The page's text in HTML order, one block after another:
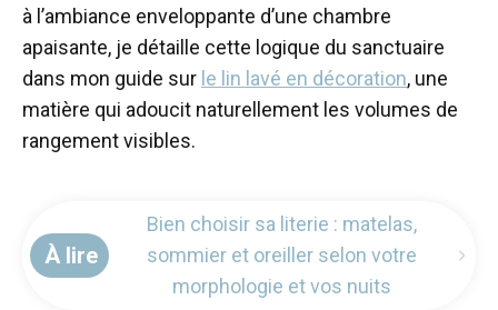
à l’ambiance enveloppante d’une chambre
apaisante, je détaille cette logique du sanctuaire
dans mon guide sur le lin lavé en décoration, une
matière qui adoucit naturellement les volumes de
rangement visibles.
À lire
Bien choisir sa literie : matelas,
sommier et oreiller selon votre
morphologie et vos nuits